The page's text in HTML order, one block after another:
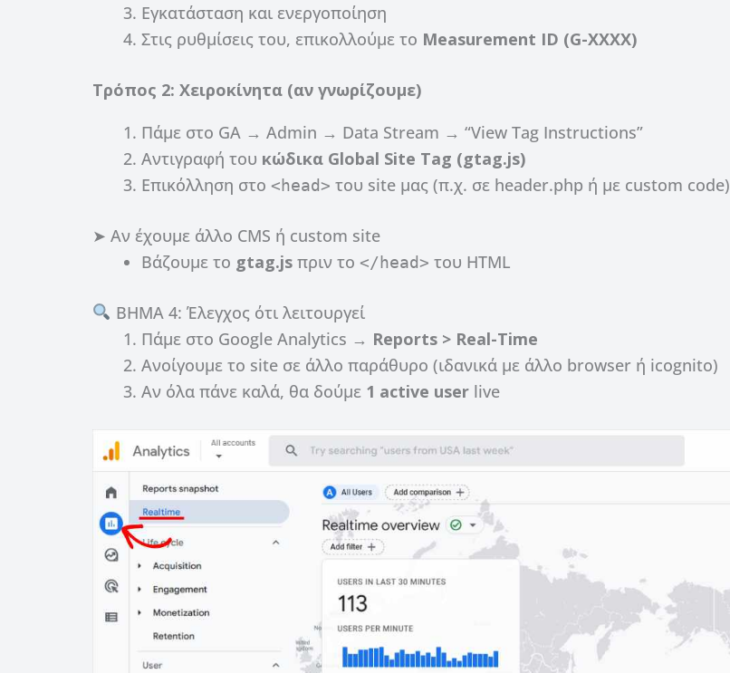
Εγκατάσταση και ενεργοποίηση
Στις ρυθμίσεις του, επικολλούμε το Measurement ID (G-XXXX)
Τρόπος 2: Χειροκίνητα (αν γνωρίζουμε)
Πάμε στο GA → Admin → Data Stream → “View Tag Instructions”
Αντιγραφή του κώδικα Global Site Tag (gtag.js)
Επικόλληση στο <head> του site μας (π.χ. σε header.php ή με custom code)
➤ Αν έχουμε άλλο CMS ή custom site
Βάζουμε το gtag.js πριν το </head> του HTML
ΒΗΜΑ 4: Έλεγχος ότι λειτουργεί
Πάμε στο Google Analytics → Reports > Real-Time
Ανοίγουμε το site σε άλλο παράθυρο (ιδανικά με άλλο browser ή icognito)
Αν όλα πάνε καλά, θα δούμε 1 active user live